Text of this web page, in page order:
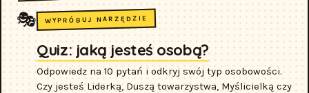
🎭 WYPRÓBUJ NARZĘDZIE
Quiz: jaką jesteś osobą?
Odpowiedz na 10 pytań i odkryj swój typ osobowości.
Czy jesteś Liderką, Duszą towarzystwa, Myślicielką czy